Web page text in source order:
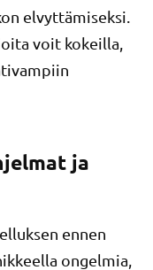
elvyttämiseksi.
voit kokeilla,
ja
ennen
ongelmia,